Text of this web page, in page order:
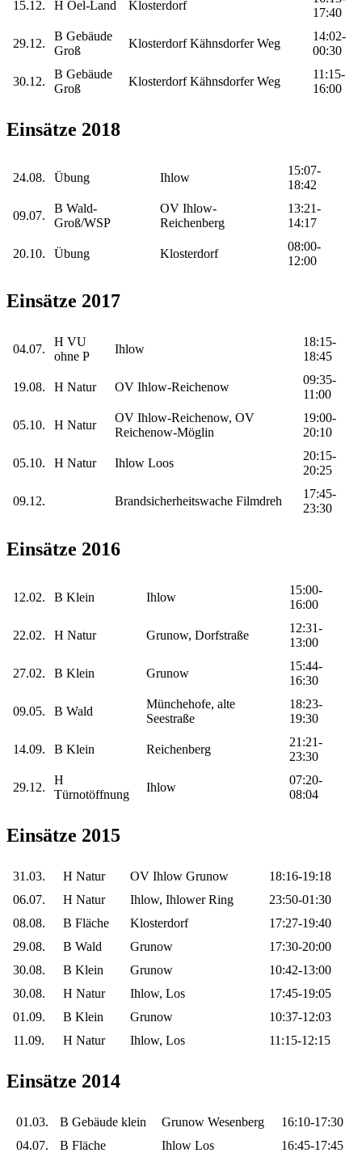
15.12. H Oel-Land Klosterdorf
17:40
29.12.
B Gebäude
Groß
Klosterdorf Kähnsdorfer Weg
14:02-
00:30
30.12.
B Gebäude
Groß
Klosterdorf Kähnsdorfer Weg
11:15-
16:00
Einsätze 2018
24.08. Übung Ihlow
15:07-
18:42
09.07.
B Wald-
Groß/WSP
OV Ihlow-
Reichenberg
13:21-
14:17
20.10. Übung Klosterdorf
08:00-
12:00
Einsätze 2017
04.07.
H VU
ohne P
Ihlow
18:15-
18:45
19.08. H Natur OV Ihlow-Reichenow
09:35-
11:00
05.10. H Natur
OV Ihlow-Reichenow, OV
Reichenow-Möglin
19:00-
20:10
05.10. H Natur Ihlow Loos
20:15-
20:25
09.12. Brandsicherheitswache Filmdreh
17:45-
23:30
Einsätze 2016
12.02. B Klein Ihlow
15:00-
16:00
22.02. H Natur Grunow, Dorfstraße
12:31-
13:00
27.02. B Klein Grunow
15:44-
16:30
09.05. B Wald
Münchehofe, alte
Seestraße
18:23-
19:30
14.09. B Klein Reichenberg
21:21-
23:30
29.12.
H
Türnotöffnung
Ihlow
07:20-
08:04
Einsätze 2015
31.03. H Natur OV Ihlow Grunow
18:16-19:18
06.07.
H Natur Ihlow, Ihlower Ring
23:50-01:30
08.08.
B Fläche Klosterdorf
17:27-19:40
29.08.
B Wald Grunow
17:30-20:00
30.08.
B Klein Grunow
10:42-13:00
30.08.
H Natur Ihlow, Los
17:45-19:05
01.09.
B Klein Grunow
10:37-12:03
11.09.
H Natur Ihlow, Los 11:15-12:15
Einsätze 2014
01.03. B Gebäude klein Grunow Wesenberg
16:10-17:30
04.07.
B Fläche Ihlow Los 16:45-17:45